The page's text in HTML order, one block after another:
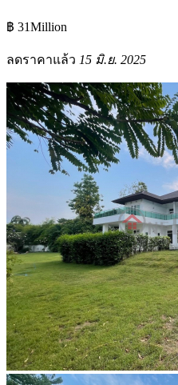
฿ 31Million
ลดราคาแล้ว 15 มิ.ย. 2025